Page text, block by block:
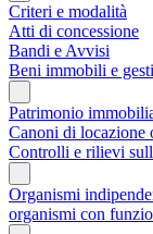
Criteri e modalità
Atti di concessione
Bandi e Avvisi
Beni immobili e
Patrimonio
Canoni di locazione
Controlli e rilievi
Organismi
organismi con